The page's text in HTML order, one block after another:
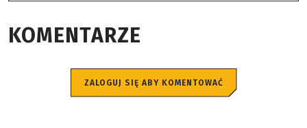
KOMENTARZE
ZALOGUJ SIĘ ABY KOMENTOWAĆ